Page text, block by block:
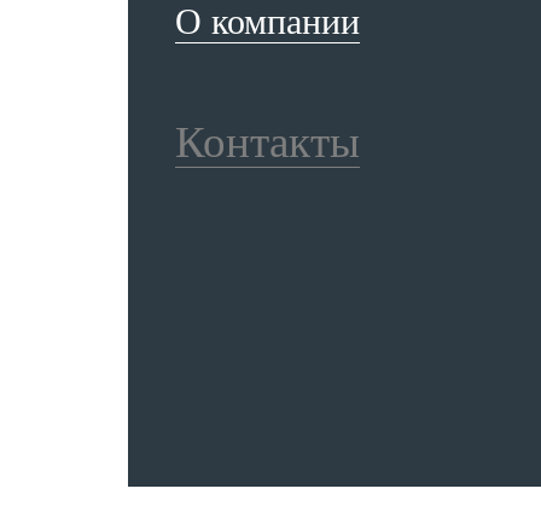
О компании
Контакты